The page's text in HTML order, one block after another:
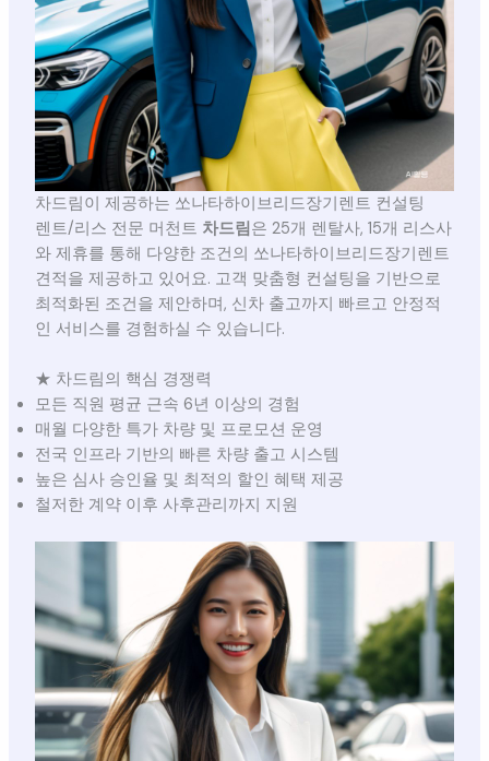
차드림이 제공하는 쏘나타하이브리드장기렌트 컨설팅
렌트/리스 전문 머천트 차드림 은 25개 렌탈사, 15개 리스사
와 제휴를 통해 다양한 조건의 쏘나타하이브리드장기렌트
견적을 제공하고 있어요. 고객 맞춤형 컨설팅을 기반으로
최적화된 조건을 제안하며, 신차 출고까지 빠르고 안정적
인 서비스를 경험하실 수 있습니다.
★ 차드림의 핵심 경쟁력
모든 직원 평균 근속 6년 이상의 경험
매월 다양한 특가 차량 및 프로모션 운영
전국 인프라 기반의 빠른 차량 출고 시스템
높은 심사 승인율 및 최적의 할인 혜택 제공
철저한 계약 이후 사후관리까지 지원